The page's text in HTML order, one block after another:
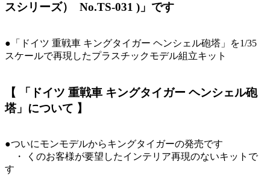
スシリーズ） No.TS-031 )」です
●「ドイツ 重戦車 キングタイガー ヘンシェル砲塔」を1/35
スケールで再現したプラスチックモデル組立キット
【 「ドイツ 重戦車 キングタイガー ヘンシェル砲
塔」について 】
●ついにモンモデルからキングタイガーの発売です
・ くのお客様が要望したインテリア再現のないキットで
す